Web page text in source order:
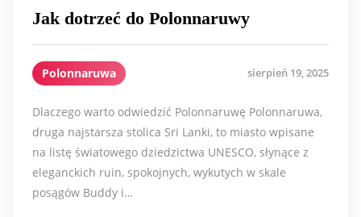
Jak dotrzeć do Polonnaruwy
Polonnaruwa sierpień 19, 2025
Dlaczego warto odwiedzić Polonnaruwę Polonnaruwa,
druga najstarsza stolica Sri Lanki, to miasto wpisane
na listę światowego dziedzictwa UNESCO, słynące z
eleganckich ruin, spokojnych, wykutych w skale
posągów Buddy i…